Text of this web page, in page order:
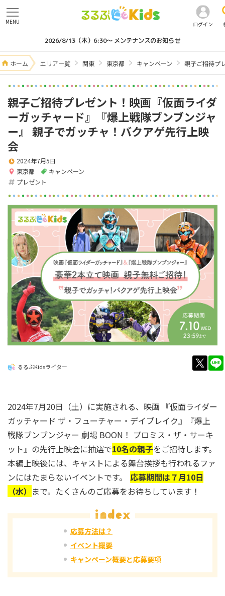
ログイン
MENU
2026/8/13（木）6:30～ メンテナンスのお知らせ
ホーム エリア一覧 関東 東京都 キャンペーン 親子ご招待プ
親子ご招待プレゼント！映画『仮面ライダ
ーガッチャード』『爆上戦隊ブンブンジャ
ー』 親子でガッチャ！バクアゲ先行上映
会
東京都 キャンペーン
2024年7月5日
プレゼント
るるぶKidsライター
2024年7月20日（土）に実施される、映画 『仮面ライダー
ガッチャード ザ・フューチャー・デイブレイク』『爆上
戦隊ブンブンジャー 劇場 BOON！ プロミス・ザ・サーキ
ット』の先行上映会に抽選で10名の親子をご招待します。
本編上映後には、キャストによる舞台挨拶も行われるファ
ンにはたまらないイベントです。 応募期間は７月10日
（水） まで。たくさんのご応募をお待ちしています！
応募方法は？
イベント概要
キャンペーン概要と応募要項